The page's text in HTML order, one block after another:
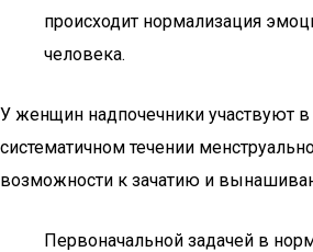
происходит нормализация
человека.
У женщин надпочечники участвуют
систематичном течении
возможности к зачатию и
Первоначальной задачей в